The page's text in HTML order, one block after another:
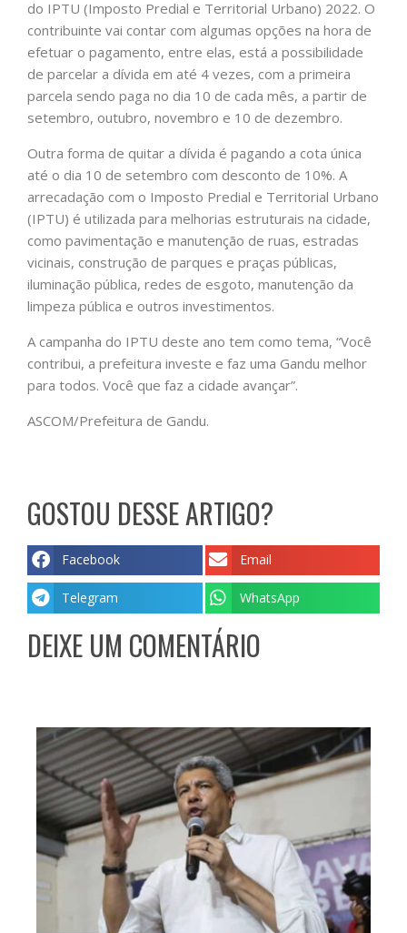
do IPTU (Imposto Predial e Territorial Urbano) 2022. O
contribuinte vai contar com algumas opções na hora de
efetuar o pagamento, entre elas, está a possibilidade
de parcelar a dívida em até 4 vezes, com a primeira
parcela sendo paga no dia 10 de cada mês, a partir de
setembro, outubro, novembro e 10 de dezembro.
Outra forma de quitar a dívida é pagando a cota única
até o dia 10 de setembro com desconto de 10%. A
arrecadação com o Imposto Predial e Territorial Urbano
(IPTU) é utilizada para melhorias estruturais na cidade,
como pavimentação e manutenção de ruas, estradas
vicinais, construção de parques e praças públicas,
iluminação pública, redes de esgoto, manutenção da
limpeza pública e outros investimentos.
A campanha do IPTU deste ano tem como tema, “Você
contribui, a prefeitura investe e faz uma Gandu melhor
para todos. Você que faz a cidade avançar”.
ASCOM/Prefeitura de Gandu.
GOSTOU DESSE ARTIGO?
Facebook Email
Telegram WhatsApp
DEIXE UM COMENTÁRIO